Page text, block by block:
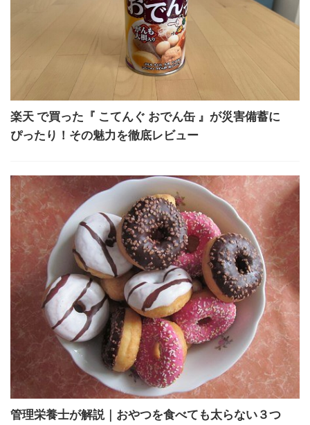
楽天 で買った『 こてんぐ おでん缶 』が災害備蓄に
ぴったり！その魅力を徹底レビュー
管理栄養士が解説｜おやつを食べても太らない３つ